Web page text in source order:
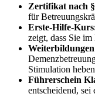
Zertifikat nach
für
Erste-Hilfe-
zeigt, dass Sie
Stimulation
Führerschein
entscheidend,